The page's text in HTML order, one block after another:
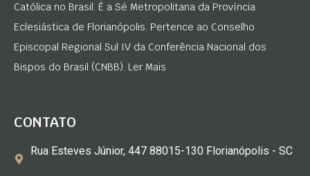
Católica no Brasil. É a Sé Metropolitana da Província
Eclesiástica de Florianópolis. Pertence ao Conselho
Episcopal Regional Sul IV da Conferência Nacional dos
Bispos do Brasil (CNBB). Ler Mais
CONTATO
Rua Esteves Júnior, 447 88015-130 Florianópolis - SC